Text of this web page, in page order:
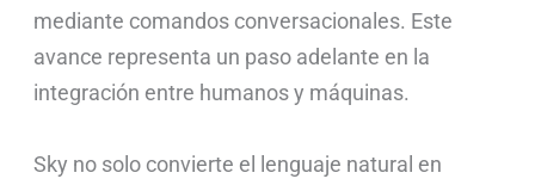
mediante comandos conversacionales. Este
avance representa un paso adelante en la
integración entre humanos y máquinas.
Sky no solo convierte el lenguaje natural en